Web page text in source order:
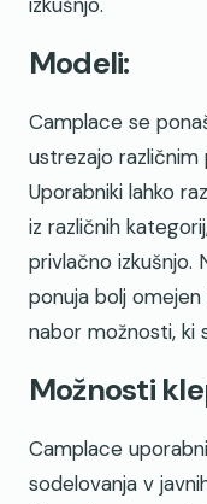
Modeli:
Camplace se
ustrezajo
Uporabniki lahko
iz različnih
privlačno
ponuja bolj
nabor možnosti, ki
Možnosti
Camplace
sodelovanja v